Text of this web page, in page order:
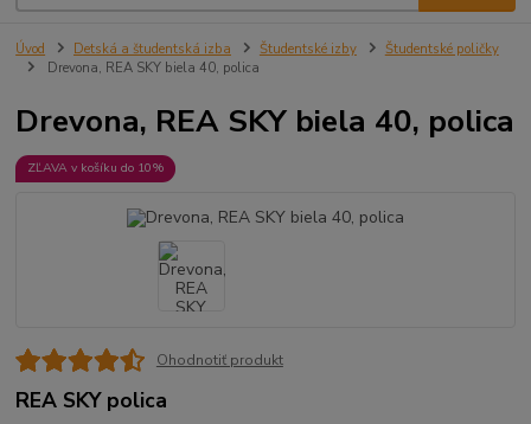
Úvod Detská a študentská izba Študentské izby
Študentské poličky
Drevona, REA SKY biela 40, polica
Drevona, REA SKY biela 40, polica
ZĽAVA v košíku do 10%
Ohodnotiť produkt
REA SKY polica